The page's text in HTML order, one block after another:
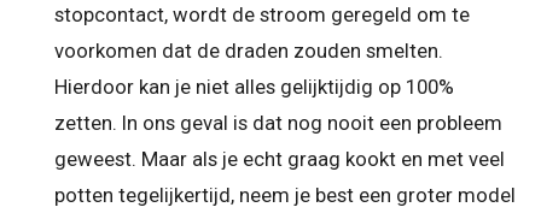
stopcontact, wordt de stroom geregeld om te
voorkomen dat de draden zouden smelten.
Hierdoor kan je niet alles gelijktijdig op 100%
zetten. In ons geval is dat nog nooit een probleem
geweest. Maar als je echt graag kookt en met veel
potten tegelijkertijd, neem je best een groter model